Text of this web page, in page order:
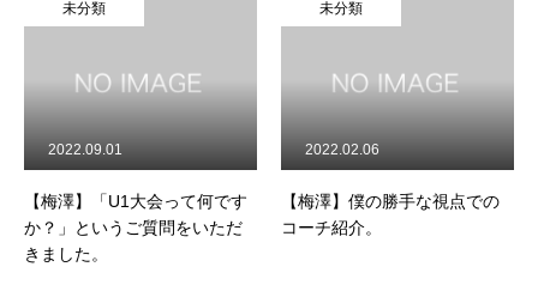
未分類
【梅澤】「U1大会って何です
か？」というご質問をいただ
きました。
2022.09.01
未分類
【梅澤】僕の勝手な視点での
コーチ紹介。
2022.02.06